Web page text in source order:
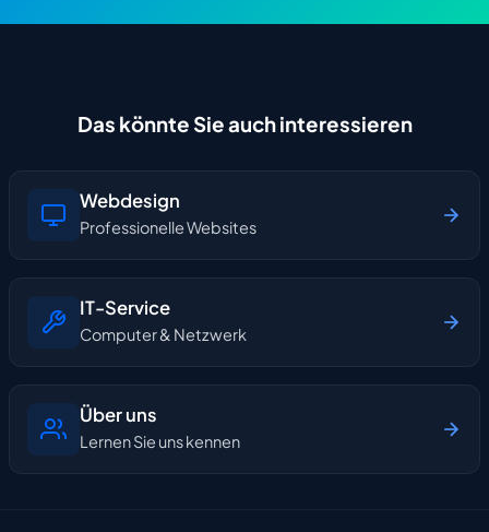
Das könnte Sie auch interessieren
Webdesign
Professionelle Websites
IT-Service
Computer & Netzwerk
Über uns
Lernen Sie uns kennen